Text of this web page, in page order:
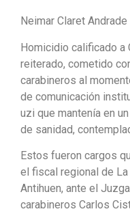
Neimar Claret Andrade
Homicidio calificado a
reiterado, cometido
carabineros al
de comunicación
uzi que mantenía en
de sanidad,
Estos fueron cargos
el fiscal regional de
Antihuen, ante el
carabineros Carlos